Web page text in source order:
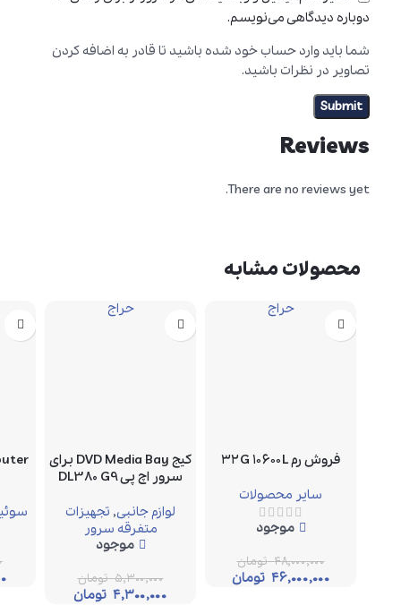
Reviews
There are no reviews yet.
دوباره دیدگاهی می‌نویسم.
شما باید وارد حساب خود شده باشید تا قادر به اضافه کردن
تصاویر در نظرات باشید.
محصولات مشابه
حراج
فروش رم ۳۲G ۱۰۶۰۰L
سایر محصولات
موجود
۴۸,۰۰۰,۰۰۰ تومان
۴۶,۰۰۰,۰۰۰ تومان
حراج
کیج DVD Media Bay برای
سرور اچ پی DL380 G9
لوازم جانبی, تجهیزات
متفرقه سرور
موجود
۵,۳۰۰,۰۰۰ تومان
۴,۳۰۰,۰۰۰ تومان